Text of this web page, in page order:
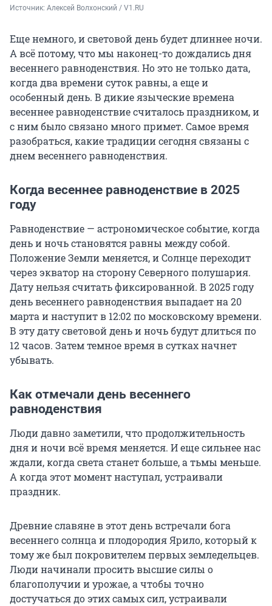
Источник: Алексей Волхонский / V1.RU
Еще немного, и световой день будет длиннее ночи.
А всё потому, что мы наконец-то дождались дня
весеннего равноденствия. Но это не только дата,
когда два времени суток равны, а еще и
особенный день. В дикие языческие времена
весеннее равноденствие считалось праздником, и
с ним было связано много примет. Самое время
разобраться, какие традиции сегодня связаны с
днем весеннего равноденствия.
Когда весеннее равноденствие в 2025
году
Равноденствие — астрономическое событие, когда
день и ночь становятся равны между собой.
Положение Земли меняется, и Солнце переходит
через экватор на сторону Северного полушария.
Дату нельзя считать фиксированной. В 2025 году
день весеннего равноденствия выпадает на 20
марта и наступит в 12:02 по московскому времени.
В эту дату световой день и ночь будут длиться по
12 часов. Затем темное время в сутках начнет
убывать.
Как отмечали день весеннего
равноденствия
Люди давно заметили, что продолжительность
дня и ночи всё время меняется. И еще сильнее нас
ждали, когда света станет больше, а тьмы меньше.
А когда этот момент наступал, устраивали
праздник.
Древние славяне в этот день встречали бога
весеннего солнца и плодородия Ярило, который к
тому же был покровителем первых земледельцев.
Люди начинали просить высшие силы о
благополучии и урожае, а чтобы точно
достучаться до этих самых сил, устраивали